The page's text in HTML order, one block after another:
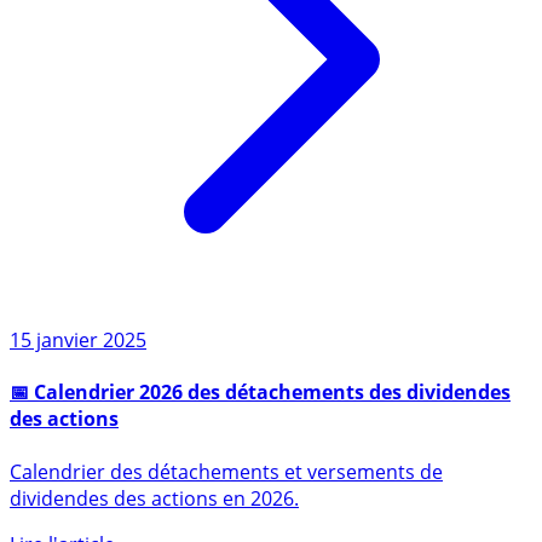
15 janvier 2025
📅 Calendrier 2026 des détachements des dividendes
des actions
Calendrier des détachements et versements de
dividendes des actions en 2026.